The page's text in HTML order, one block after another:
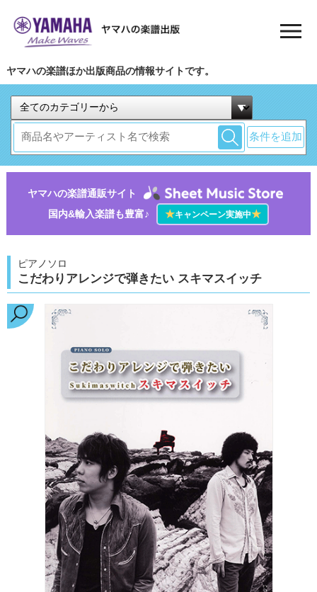
ヤマハの楽譜ほか出版商品の情報サイトです。
条件を追加
ヤマハの楽譜通販サイト
国内&輸入楽譜も豊富♪
★キャンペーン実施中★
ピアノソロ
こだわりアレンジで弾きたい スキマスイッチ